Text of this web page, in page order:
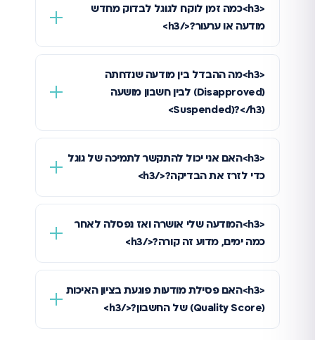
<h3>כמה זמן לוקח לגוגל לבדוק מחדש
מודעה או ערעור?</h3>
<h3>מה ההבדל בין מודעה שנדחתה
(Disapproved) לבין חשבון מושעה
(Suspended)?</h3>
<h3>האם אני יכול להתקשר לתמיכה של גוגל
כדי לזרז את הבדיקה?</h3>
<h3>המודעה שלי אושרה ואז נפסלה לאחר
כמה ימים, מדוע זה קורה?</h3>
<h3>האם פסילת מודעות פוגעת בציון האיכות
(Quality Score) של החשבון?</h3>